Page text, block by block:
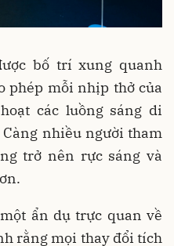
bố trí xung quanh
phép mỗi nhịp thở của
các luồng sáng di
nhiều người tham
trở nên rực sáng và
ẩn dụ trực quan về
rằng mọi thay đổi tích